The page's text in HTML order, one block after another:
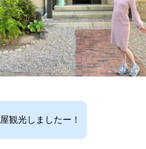
観光しましたー！